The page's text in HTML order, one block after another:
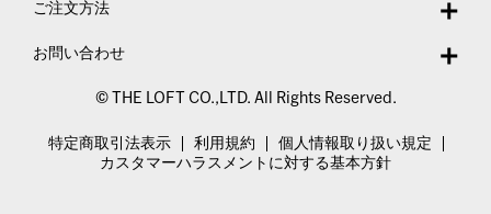
ご注文方法
お問い合わせ
© THE LOFT CO.,LTD. All Rights Reserved.
特定商取引法表示 利用規約
個人情報取り扱い規定
カスタマーハラスメントに対する基本方針